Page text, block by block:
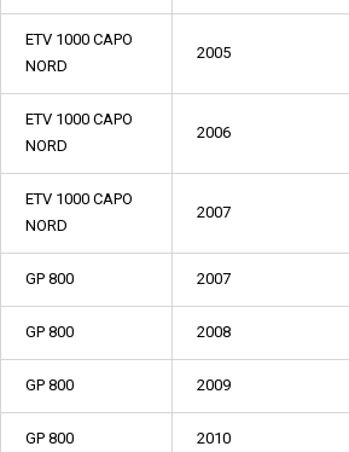
ETV 1000 CAPO
NORD
2005
ETV 1000 CAPO
NORD
2006
ETV 1000 CAPO
NORD
2007
GP 800 2007
GP 800 2008
GP 800 2009
GP 800 2010